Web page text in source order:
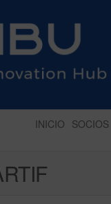
INICIO SOCIOS